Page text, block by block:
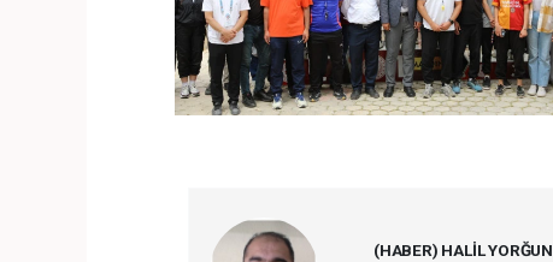
(HABER) HALİL YORĞUN